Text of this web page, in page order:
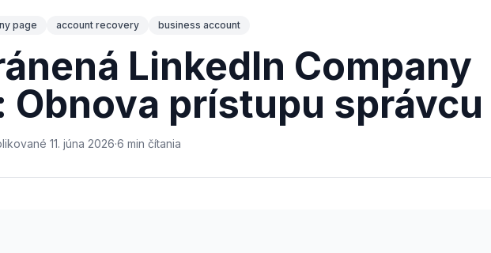
page account recovery business account
LinkedIn Company
Obnova prístupu správcu
11. júna 2026·6 min čítania